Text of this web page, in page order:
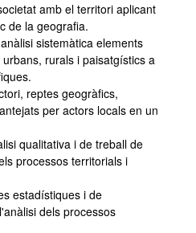
amb el territori aplicant
de la geografia.
sistemàtica elements
rurals i paisatgístics a
reptes geogràfics,
per actors locals en un
qualitativa i de treball de
processos territorials i
estadístiques i de
dels processos